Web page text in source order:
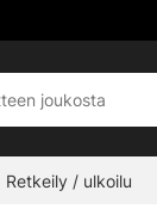
Retkeily / ulkoilu